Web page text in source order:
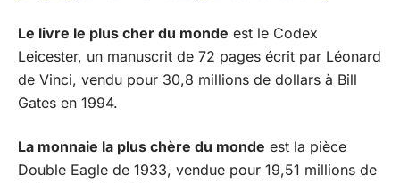
Le livre le plus cher du monde est le Codex
Leicester, un manuscrit de 72 pages écrit par Léonard
de Vinci, vendu pour 30,8 millions de dollars à Bill
Gates en 1994.
La monnaie la plus chère du monde est la pièce
Double Eagle de 1933, vendue pour 19,51 millions de